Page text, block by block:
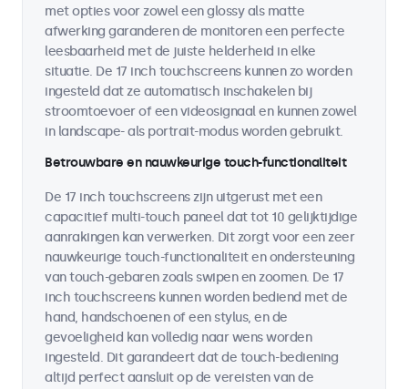
met opties voor zowel een glossy als matte
afwerking garanderen de monitoren een perfecte
leesbaarheid met de juiste helderheid in elke
situatie. De 17 inch touchscreens kunnen zo worden
ingesteld dat ze automatisch inschakelen bij
stroomtoevoer of een videosignaal en kunnen zowel
in landscape- als portrait-modus worden gebruikt.
Betrouwbare en nauwkeurige touch-functionaliteit
De 17 inch touchscreens zijn uitgerust met een
capacitief multi-touch paneel dat tot 10 gelijktijdige
aanrakingen kan verwerken. Dit zorgt voor een zeer
nauwkeurige touch-functionaliteit en ondersteuning
van touch-gebaren zoals swipen en zoomen. De 17
inch touchscreens kunnen worden bediend met de
hand, handschoenen of een stylus, en de
gevoeligheid kan volledig naar wens worden
ingesteld. Dit garandeert dat de touch-bediening
altijd perfect aansluit op de vereisten van de